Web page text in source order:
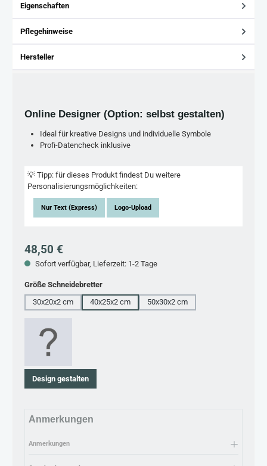
Eigenschaften
Pflegehinweise
Hersteller
Online Designer (Option: selbst gestalten)
Ideal für kreative Designs und individuelle Symbole
Profi-Datencheck inklusive
💡 Tipp: für dieses Produkt findest Du weitere
Personalisierungsmöglichkeiten:
Nur Text (Express) Logo-Upload
Regulärer Preis:
48,50 €
Sofort verfügbar, Lieferzeit: 1-2 Tage
Größe Schneidebretterauswählen
30x20x2 cm
40x25x2 cm 50x30x2 cm
Design gestalten
Anmerkungen
Anmerkungen